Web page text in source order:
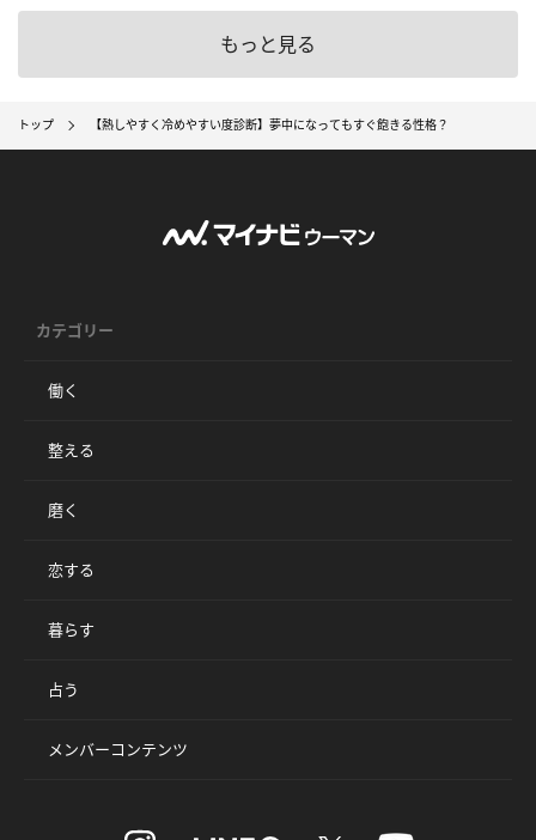
もっと見る
トップ 【熱しやすく冷めやすい度診断】夢中になってもすぐ飽きる性格？
カテゴリー
働く
整える
磨く
恋する
暮らす
占う
メンバーコンテンツ